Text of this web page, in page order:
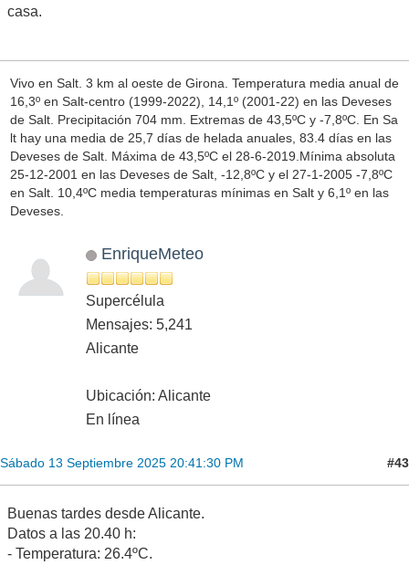
casa.
Vivo en Salt. 3 km al oeste de Girona. Temperatura media anual de
16,3º en Salt-centro (1999-2022), 14,1º (2001-22) en las Deveses
de Salt. Precipitación 704 mm. Extremas de 43,5ºC y -7,8ºC. En Sa
lt hay una media de 25,7 días de helada anuales, 83.4 días en las
Deveses de Salt. Máxima de 43,5ºC el 28-6-2019.Mínima absoluta
25-12-2001 en las Deveses de Salt, -12,8ºC y el 27-1-2005 -7,8ºC
en Salt. 10,4ºC media temperaturas mínimas en Salt y 6,1º en las
Deveses.
EnriqueMeteo
Supercélula
Mensajes: 5,241
Alicante
Ubicación: Alicante
En línea
Sábado 13 Septiembre 2025 20:41:30 PM #43
Buenas tardes desde Alicante.
Datos a las 20.40 h:
- Temperatura: 26.4ºC.